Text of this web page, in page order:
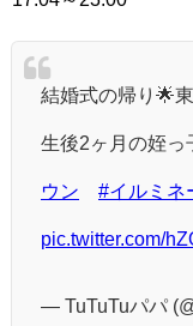
結婚式の帰り🌟
生後2ヶ月の姪
ウン #イルミネ
pic.twitter.com/
— TuTuTuパパ